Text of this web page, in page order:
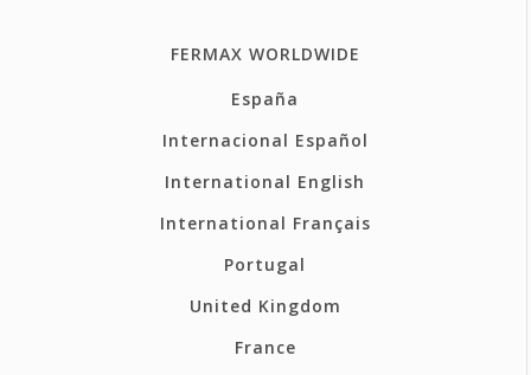
FERMAX WORLDWIDE
España
Internacional Español
International English
International Français
Portugal
United Kingdom
France